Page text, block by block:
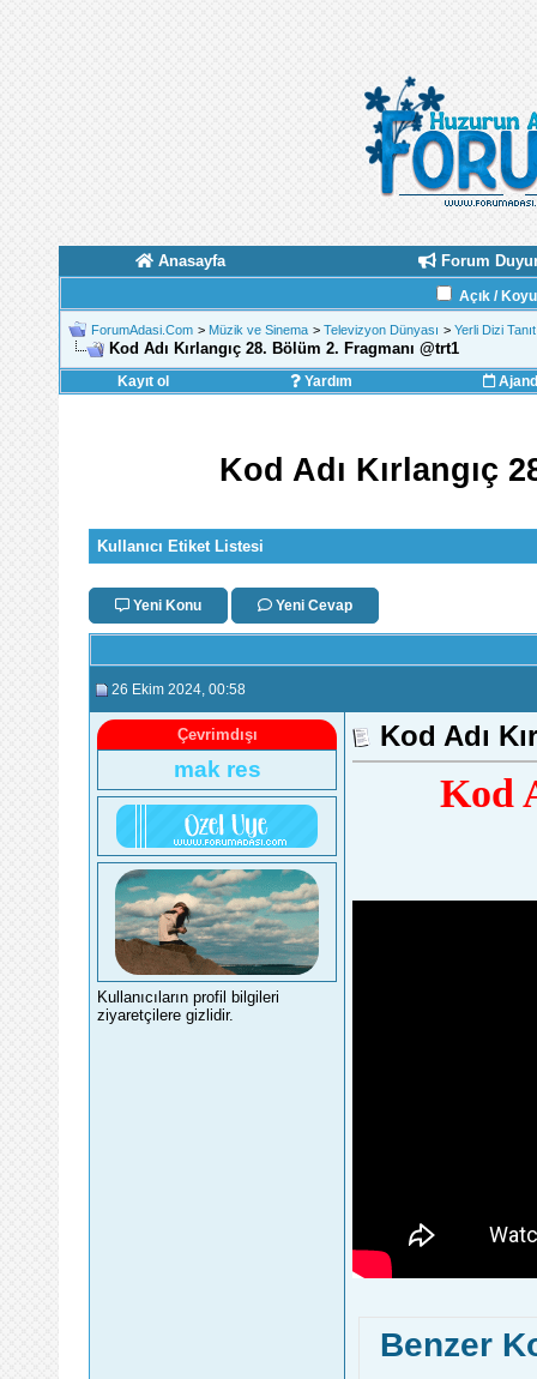
Anasayfa Forum
Açık /
ForumAdasi.Com > Müzik ve Sinema > Televizyon Dünyası > Yerli Dizi
Kod Adı Kırlangıç 28. Bölüm 2. Fragmanı ‪@trt1‬
Kayıt ol Yardım
Kod Adı Kırlangıç
Kullanıcı Etiket Listesi
Yeni Konu Yeni Cevap
26 Ekim 2024 , 00:58
Çevrimdışı
mak res
Kullanıcıların profil bilgileri
ziyaretçilere gizlidir.
Kod Adı
Kod
Benzer